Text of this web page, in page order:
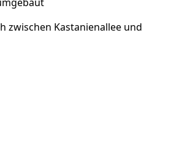
zwischen Kastanienallee und